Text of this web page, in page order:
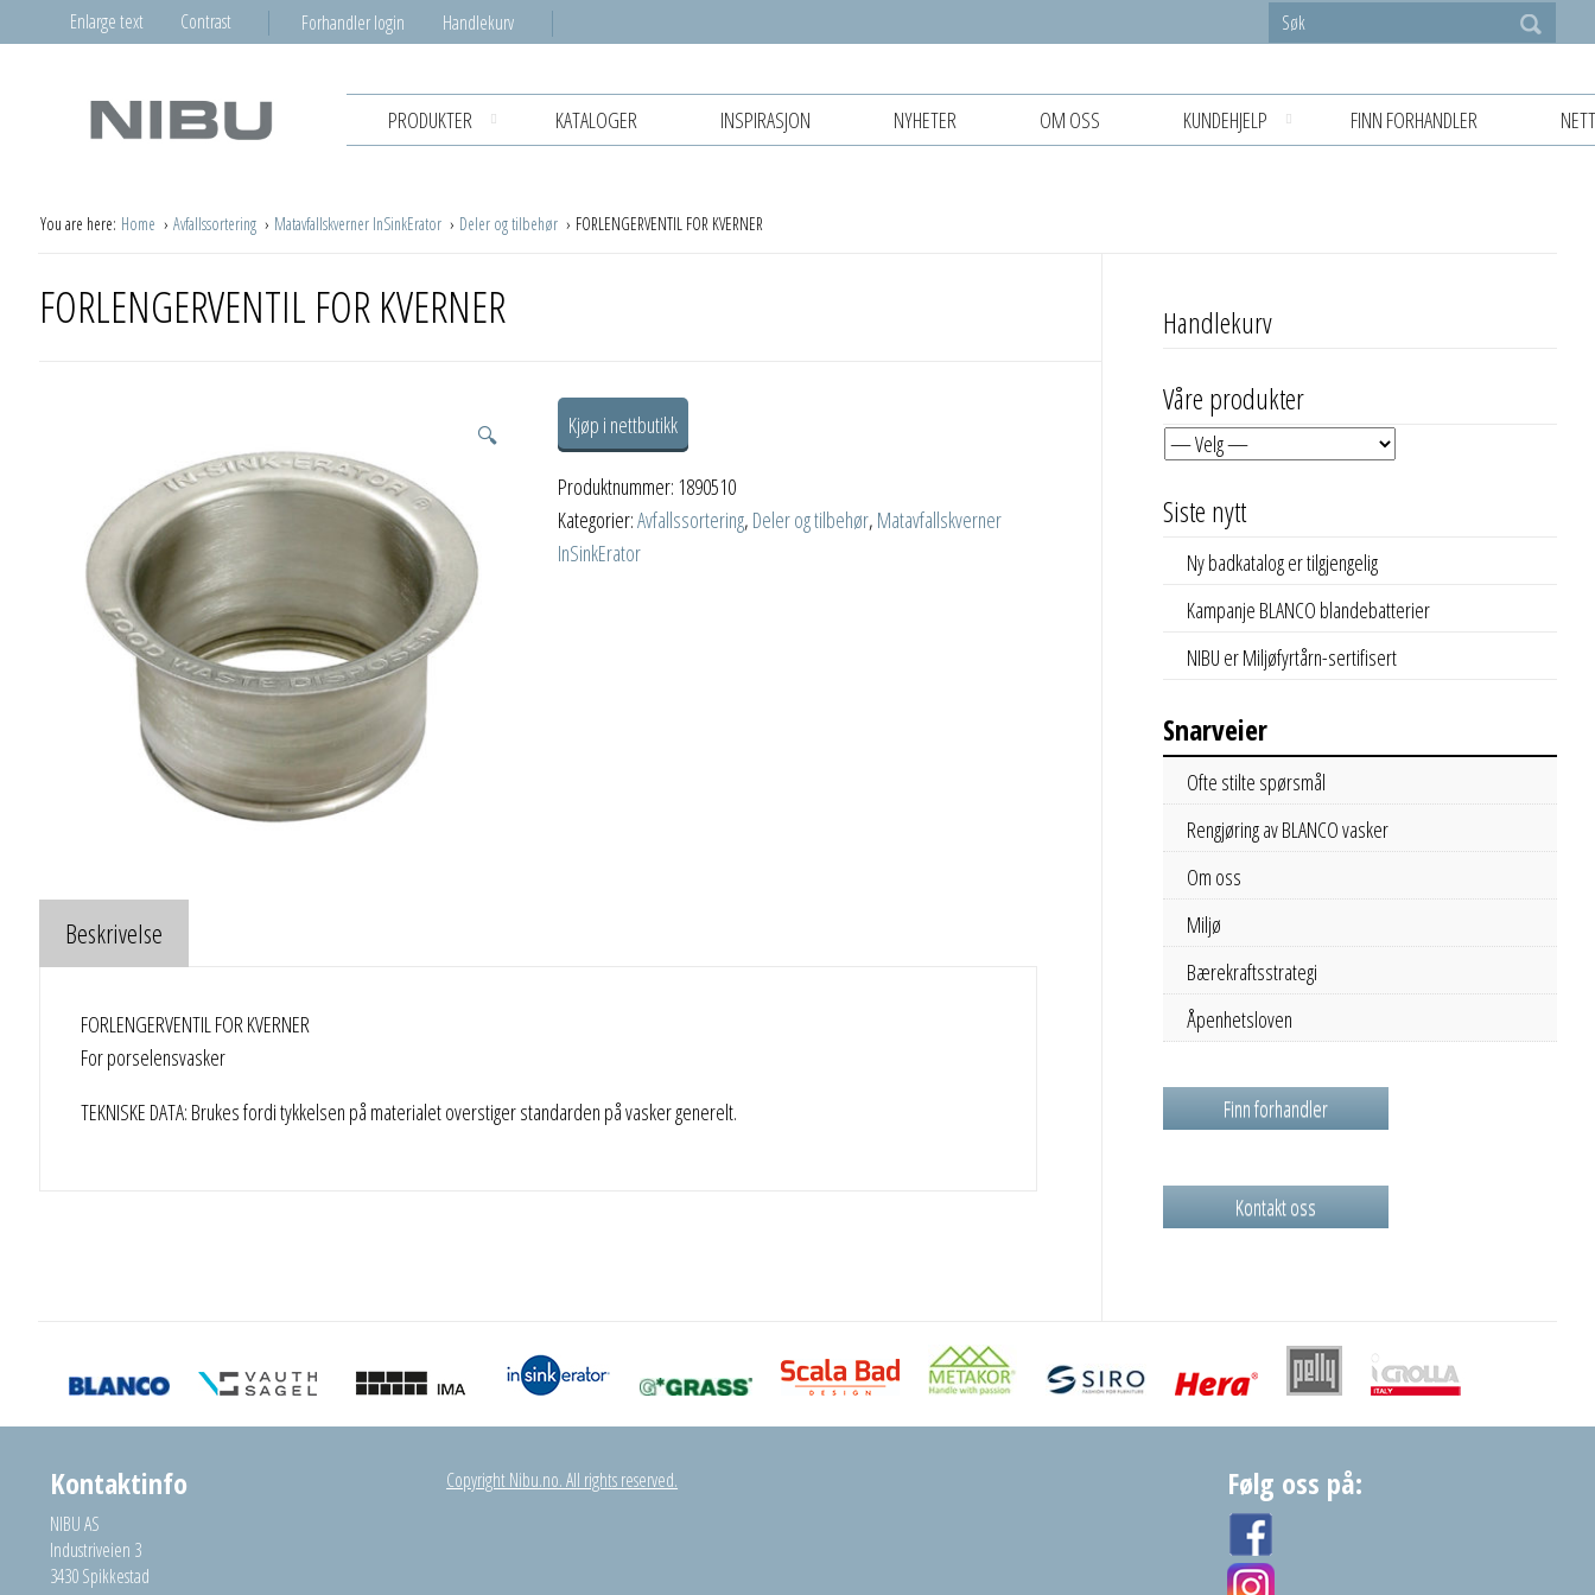
Enlarge text Contrast Forhandler login Handlekurv
PRODUKTER KATALOGER INSPIRASJON NYHETER OM OSS KUNDEHJELP FINN FORHANDLER
You are here: Home Avfallssortering Matavfallskverner InSinkErator Deler og tilbehør FORLENGERVENTIL FOR KVERNER
FORLENGERVENTIL FOR KVERNER
🔍 Kjøp i nettbutikk
Produktnummer: 1890510
Kategorier:Avfallssortering, Deler og tilbehør, Matavfallskverner
InSinkErator
Beskrivelse
FORLENGERVENTIL FOR KVERNER
For porselensvasker
TEKNISKE DATA: Brukes fordi tykkelsen på materialet overstiger standarden på vasker generelt.
Handlekurv
Våre produkter
Siste nytt
Ny badkatalog er tilgjengelig
Kampanje BLANCO blandebatterier
NIBU er Miljøfyrtårn-sertifisert
Snarveier
Ofte stilte spørsmål
Rengjøring av BLANCO vasker
Om oss
Miljø
Bærekraftsstrategi
Åpenhetsloven
Finn forhandler
Kontakt oss
Kontaktinfo
NIBU AS
Industriveien 3
3430 Spikkestad
Copyright Nibu.no. All rights reserved. Følg oss på: